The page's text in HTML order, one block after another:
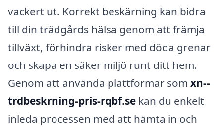
vackert ut. Korrekt beskärning kan bidra
till din trädgårds hälsa genom att främja
tillväxt, förhindra risker med döda grenar
och skapa en säker miljö runt ditt hem.
Genom att använda plattformar som xn--
trdbeskrning-pris-rqbf.se kan du enkelt
inleda processen med att hämta in och